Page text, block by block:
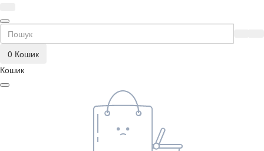
0 Кошик
Кошик